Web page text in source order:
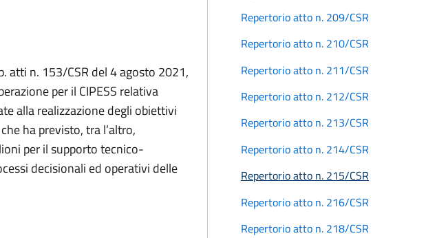
atti n. 153/CSR del 4 agosto 2021,
per il CIPESS relativa
alla realizzazione degli obiettivi
ha previsto, tra l’altro,
per il supporto tecnico-
decisionali ed operativi delle
Repertorio atto n. 209/CSR
Repertorio atto n. 210/CSR
Repertorio atto n. 211/CSR
Repertorio atto n. 212/CSR
Repertorio atto n. 213/CSR
Repertorio atto n. 214/CSR
Repertorio atto n. 215/CSR
Repertorio atto n. 216/CSR
Repertorio atto n. 218/CSR